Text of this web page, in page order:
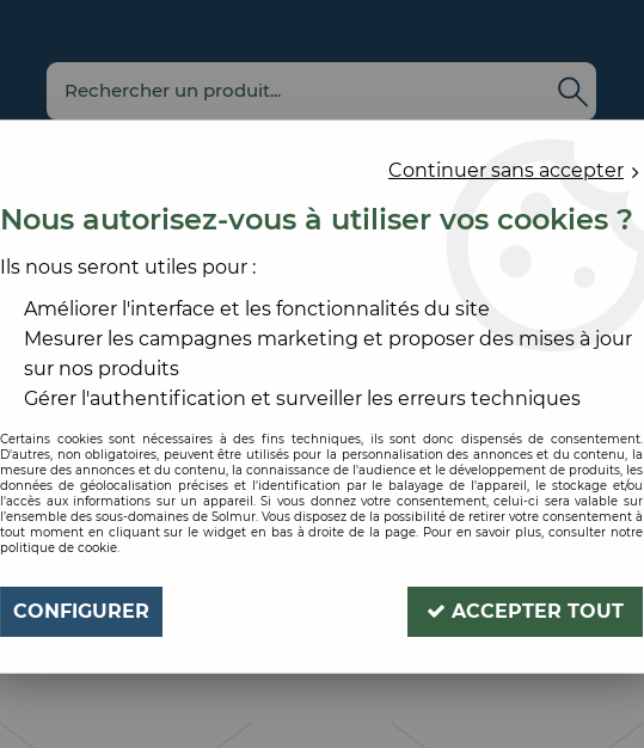
REVÊTEMENT
OUTILLAGE
>CROISILLON
CROISILLON
Continuer sans accepter
Nous autorisez-vous à utiliser vos cookies ?
Ils nous seront utiles pour :
Améliorer l'interface et les fonctionnalités du site
Mesurer les campagnes marketing et proposer des mises à jour
sur nos produits
Gérer l'authentification et surveiller les erreurs techniques
Certains cookies sont nécessaires à des fins techniques, ils sont donc dispensés de consentement.
D'autres, non obligatoires, peuvent être utilisés pour la personnalisation des annonces et du contenu, la
mesure des annonces et du contenu, la connaissance de l'audience et le développement de produits, les
données de géolocalisation précises et l'identification par le balayage de l'appareil, le stockage et/ou
l'accès aux informations sur un appareil. Si vous donnez votre consentement, celui-ci sera valable sur
l’ensemble des sous-domaines de Solmur. Vous disposez de la possibilité de retirer votre consentement à
tout moment en cliquant sur le widget en bas à droite de la page. Pour en savoir plus, consulter notre
politique de cookie.
CONFIGURER ACCEPTER TOUT